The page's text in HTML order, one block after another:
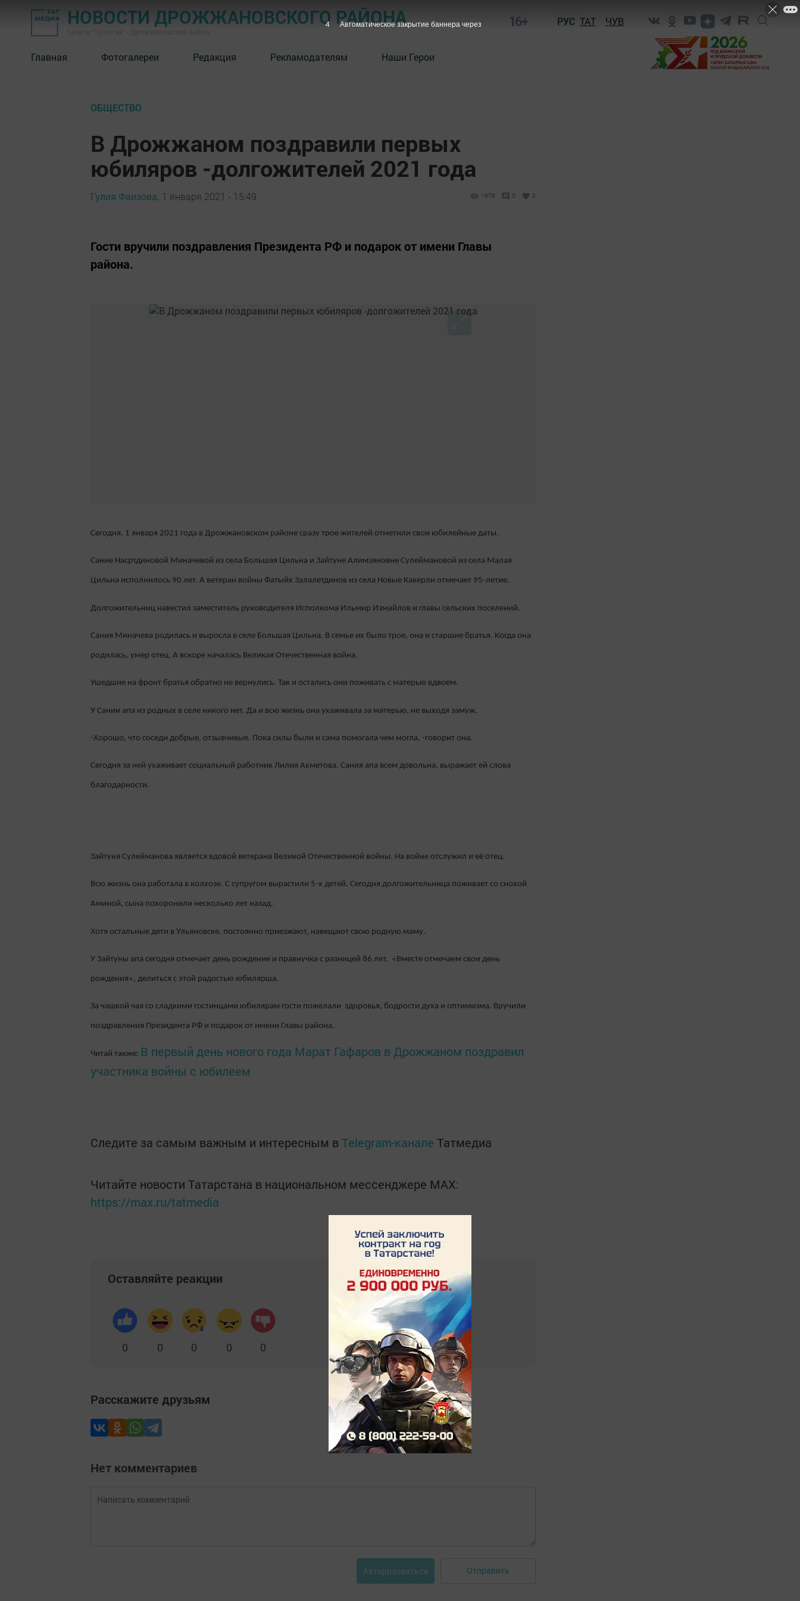
НОВОСТИ ДРОЖЖАНОВСКОГО РАЙОНА 16+ РУС ТАТ ЧУВ
Главная Фотогалереи Редакция Рекламодателям Наши Герои
ОБЩЕСТВО
В Дрожжаном поздравили первых
юбиляров -долгожителей 2021 года
Гулия Фаизова, 1 января 2021 - 15:49 1978 0 0
Гости вручили поздравления Президента РФ и подарок от имени Главы
района.
Сегодня, 1 января 2021 года в Дрожжановском районе сразу трое жителей отметили свои юбилейные даты.
Сание Насртдиновой Миначевой из села Большая Цильна и Зайтуне Алимзяновне Сулеймановой из села Малая
Цильна исполнилось 90 лет. А ветеран войны Фатыйх Залалетдинов из села Новые Какерли отмечает 95-летие.
Долгожительниц навестил заместитель руководителя Исполкома Ильмир Измайлов и главы сельских поселений.
Сания Миначева родилась и выросла в селе Большая Цильна. В семье их было трое, она и старшие братья. Когда она
родилась, умер отец. А вскоре началась Великая Отечественная война.
Ушедшие на фронт братья обратно не вернулись. Так и остались они поживать с матерью вдвоём.
У Сании апа из родных в селе никого нет. Да и всю жизнь она ухаживала за матерью, не выходя замуж.
-Хорошо, что соседи добрые, отзывчивые. Пока силы были и сама помогала чем могла, -говорит она.
Сегодня за ней ухаживает социальный работник Лилия Ахметова. Сания апа всем довольна, выражает ей слова
благодарности.
Зайтуня Сулейманова является вдовой ветерана Великой Отечественной войны. На войне отслужил и её отец.
Всю жизнь она работала в колхозе. С супругом вырастили 5-х детей. Сегодня долгожительница поживает со снохой
Аминой, сына похоронили несколько лет назад.
Хотя остальные дети в Ульяновске, постоянно приезжают, навещают свою родную маму.
У Зайтуны апа сегодня отмечает день рождение и правнучка с разницей 86 лет. «Вместе отмечаем свои день
рождения», делиться с этой радостью юбилярша.
За чашкой чая со сладкими гостинцами юбилярам гости пожелали здоровья, бодрости духа и оптимизма. Вручили
поздравления Президента РФ и подарок от имени Главы района.
Читай также: В первый день нового года Марат Гафаров в Дрожжаном поздравил
участника войны с юбилеем
Следите за самым важным и интересным в Telegram-канале Татмедиа
Читайте новости Татарстана в национальном мессенджере MАХ:
https://max.ru/tatmedia
Оставляйте реакции
0 0 0 0 0
Расскажите друзьям
Нет комментариев
Авторизоваться Отправить
4 Автоматическое закрытие баннера через